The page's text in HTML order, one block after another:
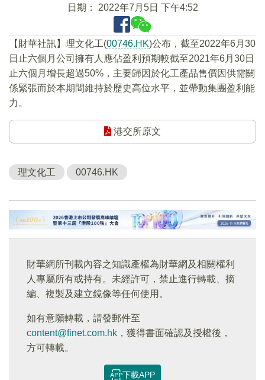
日期： 2022年7月5日 下午4:52
【財華社訊】理文化工(00746.HK)公布，截至2022年6月30
日止六個月公司擁有人應佔盈利預期較截至2021年6月30日
止六個月增長超過50%，主要歸因於化工產品售價因供需關
係緊張而於本期間維持於歷史高位水平，並帶動集團盈利能
力。
港交所原文
理文化工 00746.HK
財華網所刊載內容之知識產權為財華網及相關權利
人專屬所有或持有。未經許可，禁止進行轉載、摘
編、複製及建立鏡像等任何使用。
如有意願轉載，請發郵件至
content@finet.com.hk ，獲得書面確認及授權後，
方可轉載。
下載APP